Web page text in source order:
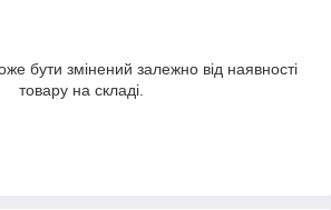
бути змінений залежно від наявності
товару на складі.